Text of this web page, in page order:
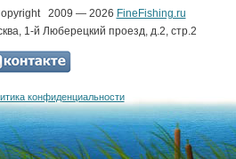
2009 — 2026 FineFishing.ru
1-й Люберецкий проезд, д.2, стр.2
конфиденциальности